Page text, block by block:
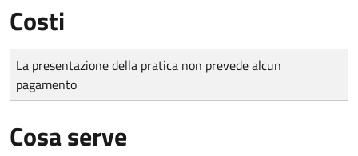
Costi
Tipo di pagamento
Importo
La presentazione della pratica non prevede alcun
pagamento
Cosa serve